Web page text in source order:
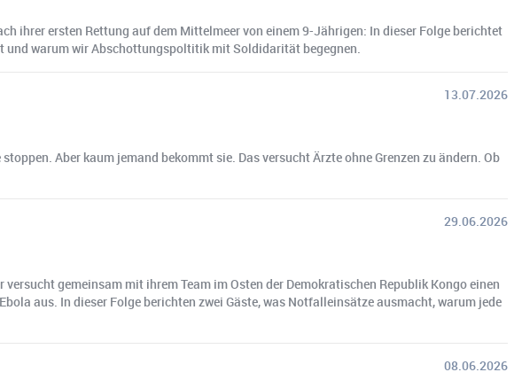
ihrer ersten Rettung auf dem Mittelmeer von einem 9-Jährigen: In dieser Folge berichtet
und warum wir Abschottungspoltitik mit Soldidarität begegnen.
13.07.2026
Aber kaum jemand bekommt sie. Das versucht Ärzte ohne Grenzen zu ändern. Ob
29.06.2026
gemeinsam mit ihrem Team im Osten der Demokratischen Republik Kongo einen
aus. In dieser Folge berichten zwei Gäste, was Notfalleinsätze ausmacht, warum jede
08.06.2026